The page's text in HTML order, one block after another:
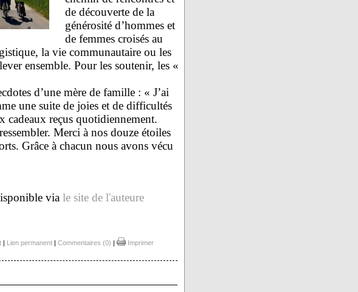
de découverte de la
générosité d’hommes et
de femmes croisés au
la vie communautaire ou les
ensemble. Pour les soutenir, les «
d’une mère de famille : « J’ai
une suite de joies et de difficultés
cadeaux reçus quotidiennement.
Merci à nos douze étoiles
Grâce à chacun nous avons vécu
via le site de l'auteure
| Lien permanent| Commentaires (0) | Imprimer